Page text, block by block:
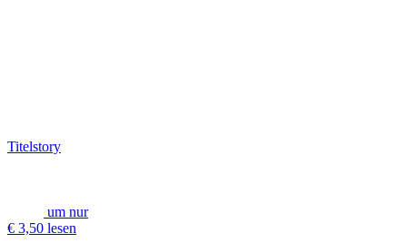
Titelstory
um nur
€ 3,50 lesen